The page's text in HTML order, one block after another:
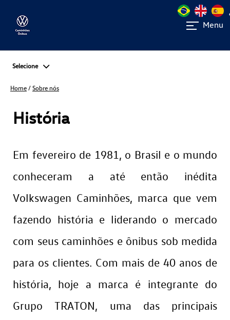
Menu
Selecione
Home / Sobre nós
História
Em fevereiro de 1981, o Brasil e o mundo
conheceram a até então inédita
Volkswagen Caminhões, marca que vem
fazendo história e liderando o mercado
com seus caminhões e ônibus sob medida
para os clientes. Com mais de 40 anos de
história, hoje a marca é integrante do
Grupo TRATON, uma das principais